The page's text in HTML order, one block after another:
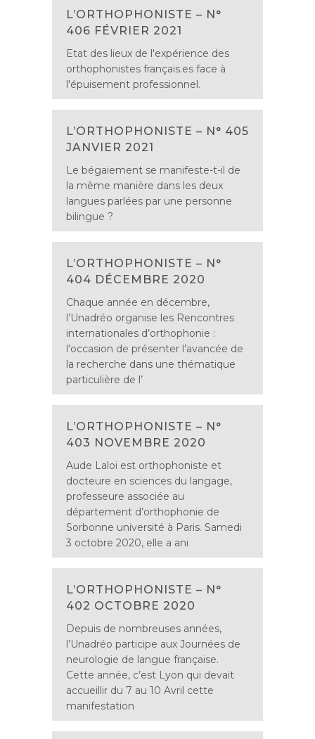
L’ORTHOPHONISTE – N°
406 FÉVRIER 2021
Etat des lieux de l'expérience des
orthophonistes français.es face à
l'épuisement professionnel.
L’ORTHOPHONISTE – N° 405
JANVIER 2021
Le bégaiement se manifeste-t-il de
la même manière dans les deux
langues parlées par une personne
bilingue ?
L’ORTHOPHONISTE – N°
404 DÉCEMBRE 2020
Chaque année en décembre,
l’Unadréo organise les Rencontres
internationales d’orthophonie :
l’occasion de présenter l’avancée de
la recherche dans une thématique
particulière de l’
L’ORTHOPHONISTE – N°
403 NOVEMBRE 2020
Aude Laloi est orthophoniste et
docteure en sciences du langage,
professeure associée au
département d’orthophonie de
Sorbonne université à Paris. Samedi
3 octobre 2020, elle a ani
L’ORTHOPHONISTE – N°
402 OCTOBRE 2020
Depuis de nombreuses années,
l’Unadréo participe aux Journées de
neurologie de langue française.
Cette année, c’est Lyon qui devait
accueillir du 7 au 10 Avril cette
manifestation